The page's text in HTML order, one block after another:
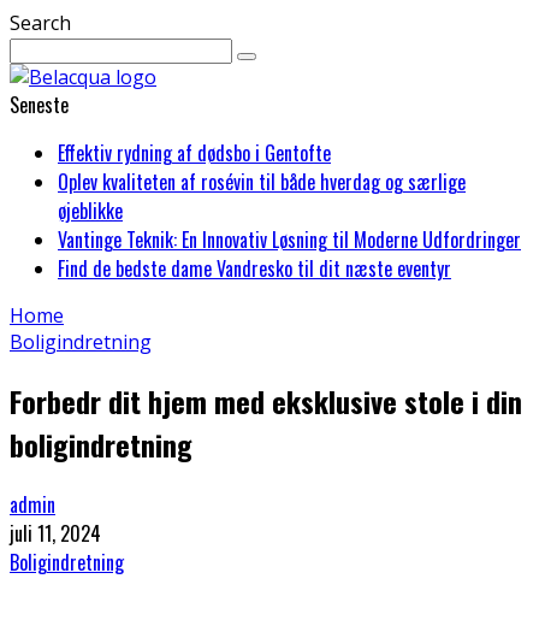
Search
Seneste
Effektiv rydning af dødsbo i Gentofte
Oplev kvaliteten af rosévin til både hverdag og særlige
øjeblikke
Vantinge Teknik: En Innovativ Løsning til Moderne Udfordringer
Find de bedste dame Vandresko til dit næste eventyr
Home
Boligindretning
Forbedr dit hjem med eksklusive stole i din
boligindretning
admin
juli 11, 2024
Boligindretning